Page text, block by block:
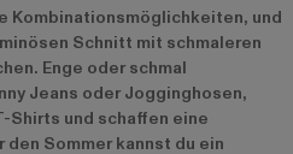
Kombinationsmöglichkeiten, und
Schnitt mit schmaleren
Enge oder schmal
Jeans oder Jogginghosen,
Shirts und schaffen eine
Sommer kannst du ein